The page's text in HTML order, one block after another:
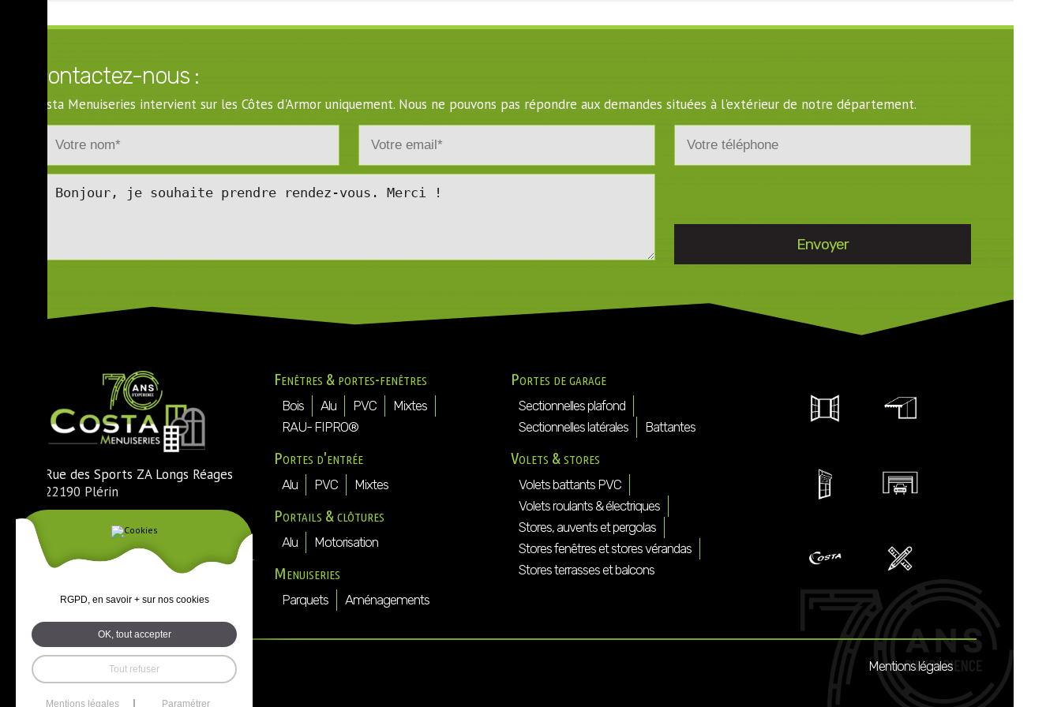
Contactez-nous :
Costa Menuiseries intervient sur les Côtes d'Armor uniquement. Nous ne pouvons pas répondre aux demandes situées à l'extérieur de notre département.
Rue des Sports ZA Longs Réages
22190 Plérin
Tél. : 02 96 74 54 30
Fax : 02 96 74 73 25
Mail :direction@costa-menuiseries-
Fenêtres & portes-fenêtres
Bois Alu PVC
Mixtes
RAU- FIPRO®
Portes d'entrée
Alu PVC Mixtes
Portails & clôtures
Alu Motorisation
Menuiseries
Parquets Aménagements
Portes de garage
Sectionnelles plafond
Sectionnelles latérales
Battantes
Volets & stores
Volets battants PVC
Volets roulants & électriques
Stores, auvents et pergolas
Stores fenêtres et stores vérandas
Stores terrasses et balcons
Mentions légales
RGPD, en savoir + sur nos cookies
OK, tout accepter
Tout refuser
Mentions légales Paramétrer